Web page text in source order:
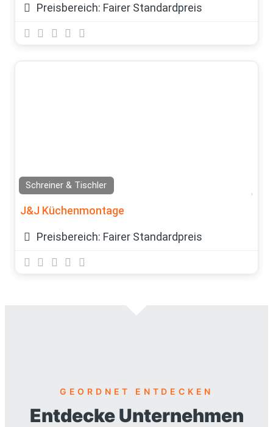
Preisbereich: Fairer Standardpreis
Schreiner & Tischler
J&J Küchenmontage
Preisbereich: Fairer Standardpreis
GEORDNET ENTDECKEN
Entdecke Unternehmen